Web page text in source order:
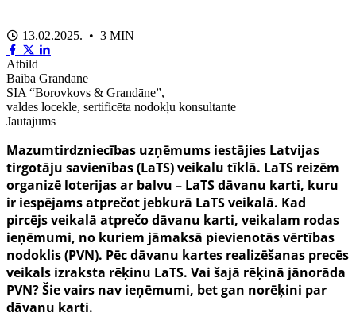
13.02.2025. • 3 MIN
Atbild
Baiba Grandāne
SIA “Borovkovs & Grandāne”,
valdes locekle, sertificēta nodokļu konsultante
Jautājums
Mazumtirdzniecības uzņēmums iestājies Latvijas
tirgotāju savienības (LaTS) veikalu tīklā. LaTS reizēm
organizē loterijas ar balvu – LaTS dāvanu karti, kuru
ir iespējams atprečot jebkurā LaTS veikalā. Kad
pircējs veikalā atprečo dāvanu karti, veikalam rodas
ieņēmumi, no kuriem jāmaksā pievienotās vērtības
nodoklis (PVN). Pēc dāvanu kartes realizēšanas precēs
veikals izraksta rēķinu LaTS. Vai šajā rēķinā jānorāda
PVN? Šie vairs nav ieņēmumi, bet gan norēķini par
dāvanu karti.